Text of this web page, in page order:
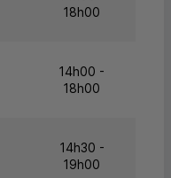
18h00
14h00 -
18h00
14h30 -
19h00